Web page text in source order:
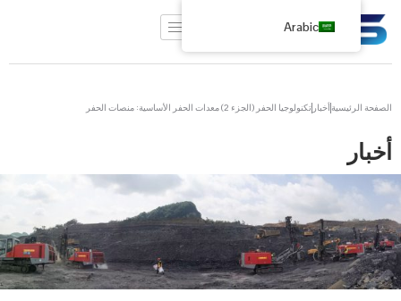
الصفحة الرئيسية أخبار تكنولوجيا الحفر (الجزء 2) معدات الحفر الأساسية: منصات الحفر
أخبار
Arabic